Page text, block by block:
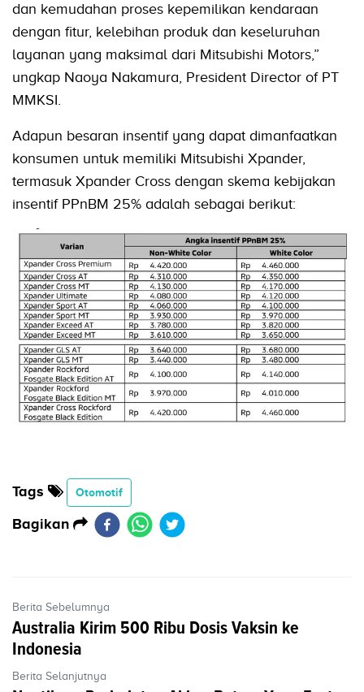
dan kemudahan proses kepemilikan kendaraan
dengan fitur, kelebihan produk dan keseluruhan
layanan yang maksimal dari Mitsubishi Motors,”
ungkap Naoya Nakamura, President Director of PT
MMKSI.
Adapun besaran insentif yang dapat dimanfaatkan
konsumen untuk memiliki Mitsubishi Xpander,
termasuk Xpander Cross dengan skema kebijakan
insentif PPnBM 25% adalah sebagai berikut:
Tags Otomotif
Bagikan
Berita Sebelumnya
Australia Kirim 500 Ribu Dosis Vaksin ke
Indonesia
Berita Selanjutnya